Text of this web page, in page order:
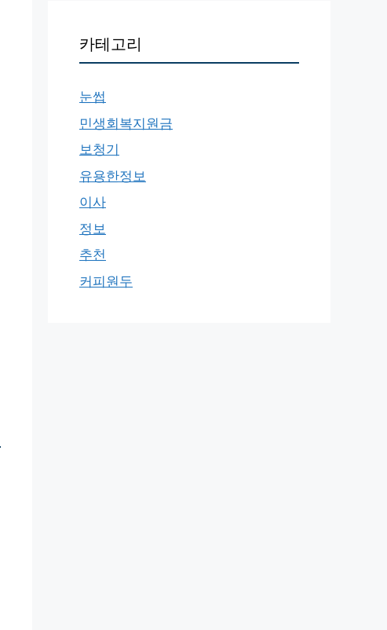
카테고리
눈썹
민생회복지원금
보청기
유용한정보
이사
정보
추천
커피원두